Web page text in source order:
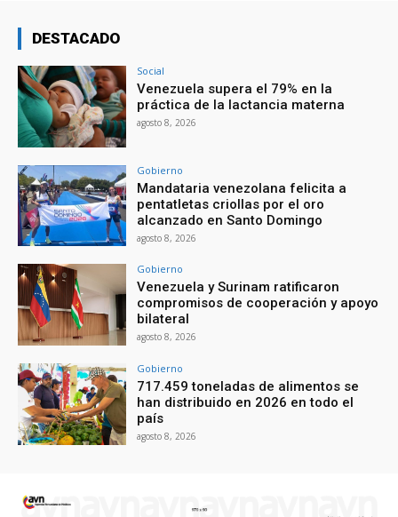
DESTACADO
Social
Venezuela supera el 79% en la
práctica de la lactancia materna
agosto 8, 2026
Gobierno
Mandataria venezolana felicita a
pentatletas criollas por el oro
alcanzado en Santo Domingo
agosto 8, 2026
Gobierno
Venezuela y Surinam ratificaron
compromisos de cooperación y apoyo
bilateral
agosto 8, 2026
Gobierno
717.459 toneladas de alimentos se
han distribuido en 2026 en todo el
país
agosto 8, 2026